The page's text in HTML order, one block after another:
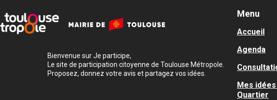
Bienvenue sur Je participe,
Le site de participation citoyenne de Toulouse Métropole.
Proposez, donnez votre avis et partagez vos idées.
Menu
Accueil
Agenda
Mes
Quartier